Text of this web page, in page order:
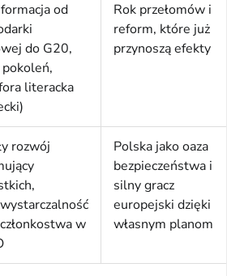
od
do G20,
pokoleń,
literacka
Rok przełomów i
reform, które już
przynoszą efekty
rozwój
w
Polska jako oaza
bezpieczeństwa i
silny gracz
europejski dzięki
własnym planom